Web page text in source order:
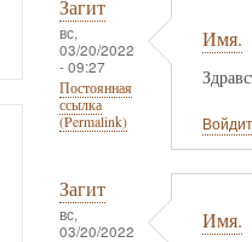
Загит
вс,
03/20/2022
- 09:27
Постоянная
ссылка
(Permalink)
Имя.
Загит
вс,
03/20/2022
Имя.